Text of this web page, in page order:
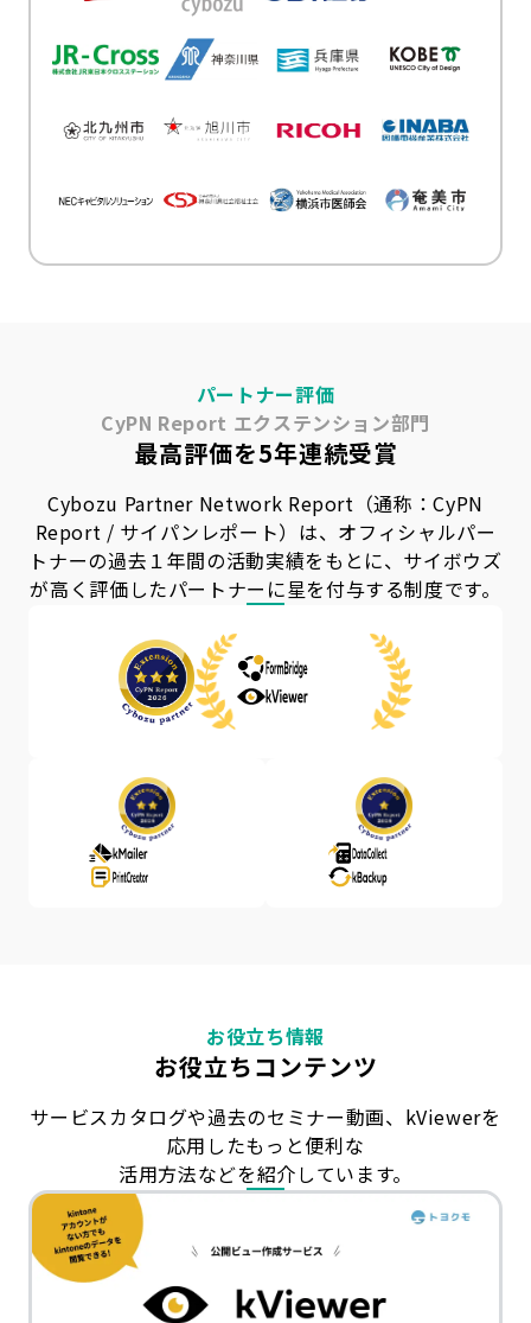
パートナー評価
CyPN Report エクステンション部門
最高評価を5年連続受賞
Cybozu Partner Network Report（通称：CyPN
Report / サイパンレポート）は、 オフィシャルパー
トナーの過去１年間の活動実績をもとに、 サイボウズ
が高く評価したパートナーに星を付与する制度です。
お役立ち情報
お役立ちコンテンツ
サービスカタログや過去のセミナー動画、 kViewerを
応用したもっと便利な
活用方法などを紹介しています。